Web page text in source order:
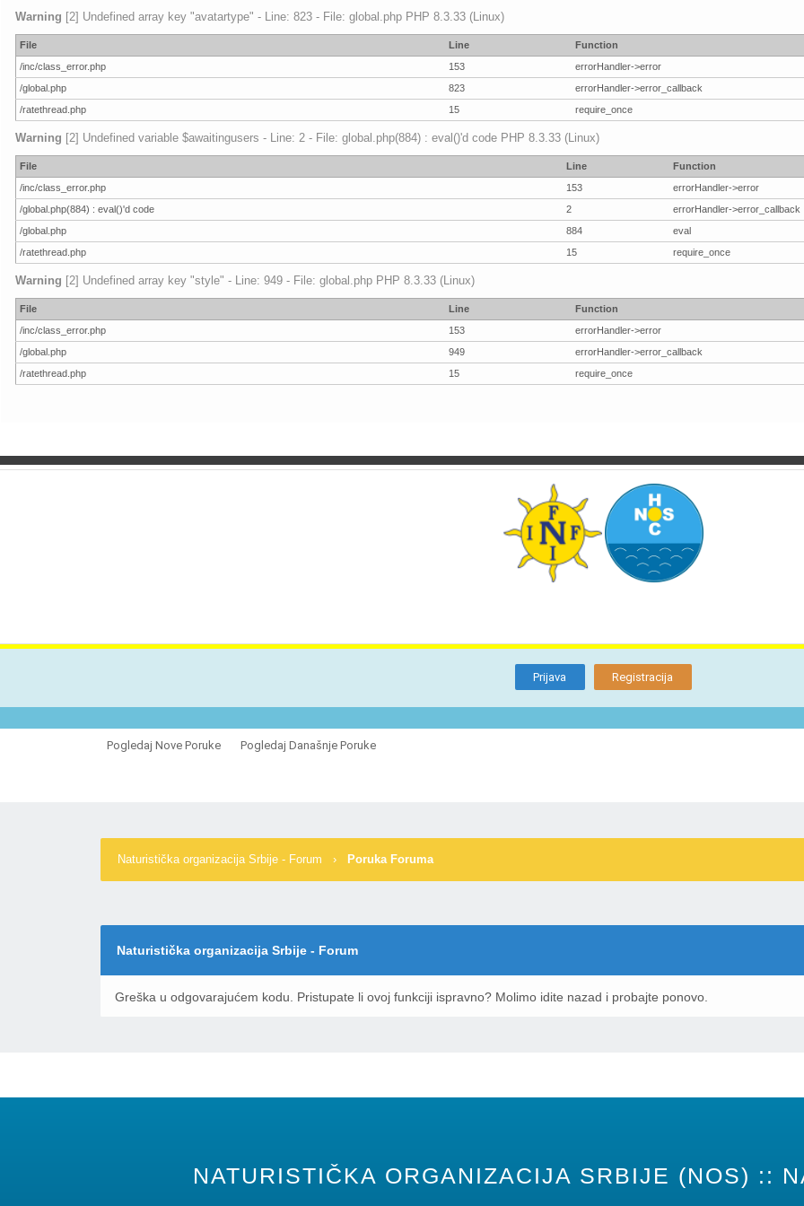
Warning [2] Undefined array key "avatartype" - Line: 823 - File: global.php PHP 8.3.33 (Linux)
File Line
Function
/inc/class_error.php
153
errorHandler->error
/global.php
823
errorHandler->error_callback
/ratethread.php
15 require_once
Warning [2] Undefined variable $awaitingusers - Line: 2 - File: global.php(884) : eval()'d code PHP 8.3.33 (Linux)
File Line
Function
/inc/class_error.php
153
errorHandler->error
/global.php(884) : eval()'d code
2
errorHandler->error_callback
/global.php
884
eval
/ratethread.php
15 require_once
Warning [2] Undefined array key "style" - Line: 949 - File: global.php PHP 8.3.33 (Linux)
File Line
Function
/inc/class_error.php
153
errorHandler->error
/global.php
949
errorHandler->error_callback
/ratethread.php
15 require_once
Prijava Registracija
Pogledaj Nove Poruke
Pogledaj Današnje Poruke
Naturistička organizacija Srbije - Forum › Poruka Foruma
Naturistička organizacija Srbije - Forum
Greška u odgovarajućem kodu. Pristupate li ovoj funkciji ispravno? Molimo idite nazad i probajte ponovo.
NATURISTIČKA ORGANIZACIJA SRBIJE (NOS) ::